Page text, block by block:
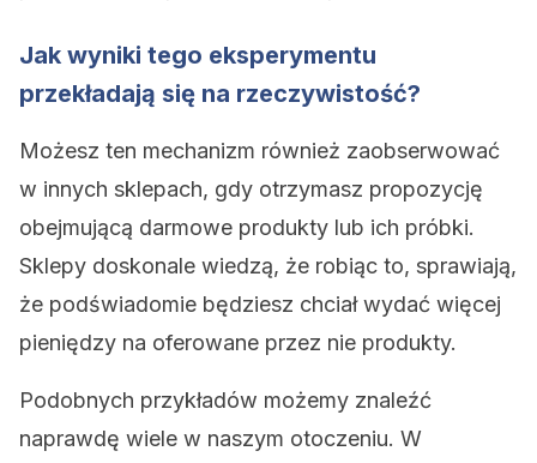
Jak wyniki tego eksperymentu
przekładają się na rzeczywistość?
Możesz ten mechanizm również zaobserwować
w innych sklepach, gdy otrzymasz propozycję
obejmującą darmowe produkty lub ich próbki.
Sklepy doskonale wiedzą, że robiąc to, sprawiają,
że podświadomie będziesz chciał wydać więcej
pieniędzy na oferowane przez nie produkty.
Podobnych przykładów możemy znaleźć
naprawdę wiele w naszym otoczeniu. W